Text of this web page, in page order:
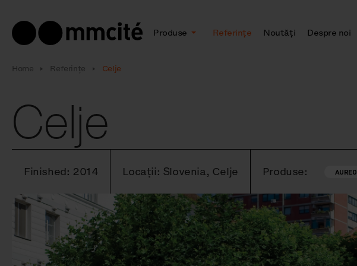
Produse Referințe Noutăţi Despre noi
Home Referințe Celje
Celje
Finished: 2014 Locații: Slovenia, Celje Produse: AUREO